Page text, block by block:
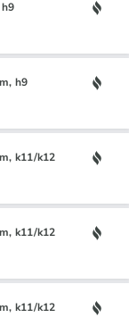
h9
k11/k12
k11/k12
k11/k12